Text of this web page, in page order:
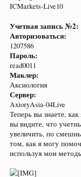
ICMarkets-Live10
Учетная запись №2:
Авторизоваться:
1207586
Пароль:
read0011
Маклер:
Аксиология
Сервер:
AxioryAsia-04Live
Теперь вы знаете,
вы видите, что
увеличить, по
том, как я могу
используя мои